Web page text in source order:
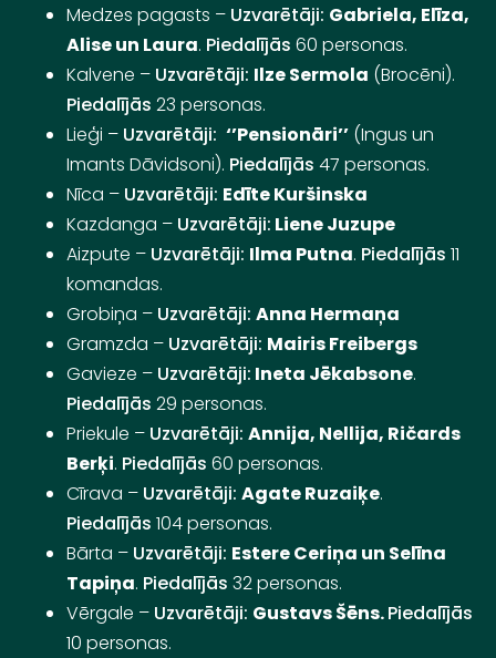
Medzes pagasts – Uzvarētāji: Gabriela, Elīza,
Alise un Laura. Piedalījās 60 personas.
Kalvene – Uzvarētāji: Ilze Sermola (Brocēni).
Piedalījās 23 personas.
Lieģi – Uzvarētāji: ‘’Pensionāri’’ (Ingus un
Imants Dāvidsoni). Piedalījās 47 personas.
Nīca – Uzvarētāji: Edīte Kuršinska
Kazdanga – Uzvarētāji: Liene Juzupe
Aizpute – Uzvarētāji: Ilma Putna. Piedalījās 11
komandas.
Grobiņa – Uzvarētāji: Anna Hermaņa
Gramzda – Uzvarētāji: Mairis Freibergs
Gavieze – Uzvarētāji: Ineta Jēkabsone.
Piedalījās 29 personas.
Priekule – Uzvarētāji: Annija, Nellija, Ričards
Berķi. Piedalījās 60 personas.
Cīrava – Uzvarētāji: Agate Ruzaiķe.
Piedalījās 104 personas.
Bārta – Uzvarētāji: Estere Ceriņa un Selīna
Tapiņa. Piedalījās 32 personas.
Vērgale – Uzvarētāji: Gustavs Šēns.Piedalījās
10 personas.